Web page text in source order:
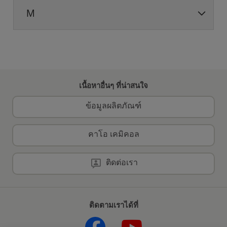
M
เนื้อหาอื่นๆ ที่น่าสนใจ
ข้อมูลผลิตภัณฑ์
คาโอ เคมิคอล
ติดต่อเรา
ติดตามเราได้ที่